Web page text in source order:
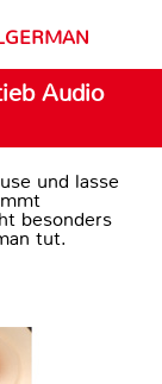
Audio
und lasse
besonders
tut.